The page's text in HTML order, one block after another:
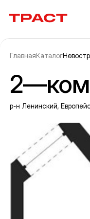
Траст | Служба
ГлавнаяКаталог
р-н Ленинский,
Информация об
Галерея